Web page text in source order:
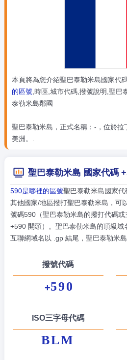
本頁將為您介紹聖巴泰勒米島國家代
的區號,時區,城市代碼,撥號說明,聖巴
泰勒米島鄰國
聖巴泰勒米島，正式名稱：-，位於
美洲。.
聖巴泰勒米島 國家代碼
590是哪裡的區號聖巴泰勒米島國家
其他國家/地區撥打聖巴泰勒米島，可
號碼590（聖巴泰勒米島的撥打代碼
+590 開頭）。聖巴泰勒米島的頂級域
互聯網域名以 .gp 結尾，聖巴泰勒米
撥號代碼
+590
ISO三字母代碼
BLM